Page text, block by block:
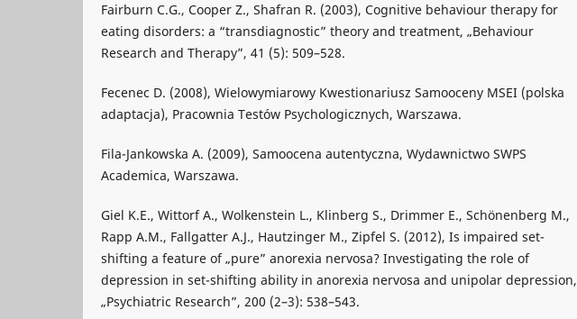
Fairburn C.G., Cooper Z., Shafran R. (2003), Cognitive behaviour therapy for
eating disorders: a “transdiagnostic” theory and treatment, „Behaviour
Research and Therapy”, 41 (5): 509–528.
Fecenec D. (2008), Wielowymiarowy Kwestionariusz Samooceny MSEI (polska
adaptacja), Pracownia Testów Psychologicznych, Warszawa.
Fila-Jankowska A. (2009), Samoocena autentyczna, Wydawnictwo SWPS
Academica, Warszawa.
Giel K.E., Wittorf A., Wolkenstein L., Klinberg S., Drimmer E., Schönenberg M.,
Rapp A.M., Fallgatter A.J., Hautzinger M., Zipfel S. (2012), Is impaired set-
shifting a feature of „pure” anorexia nervosa? Investigating the role of
depression in set-shifting ability in anorexia nervosa and unipolar depression,
„Psychiatric Research”, 200 (2–3): 538–543.